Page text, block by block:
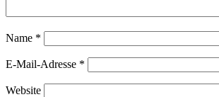
Name *
E-Mail-Adresse *
Website